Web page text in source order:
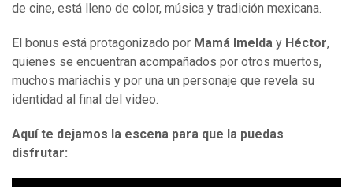
de cine, está lleno de color, música y tradición mexicana.
El bonus está protagonizado por Mamá Imelda y Héctor,
quienes se encuentran acompañados por otros muertos,
muchos mariachis y por una un personaje que revela su
identidad al final del video.
Aquí te dejamos la escena para que la puedas
disfrutar: